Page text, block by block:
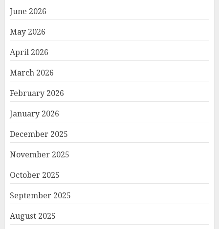
June 2026
May 2026
April 2026
March 2026
February 2026
January 2026
December 2025
November 2025
October 2025
September 2025
August 2025